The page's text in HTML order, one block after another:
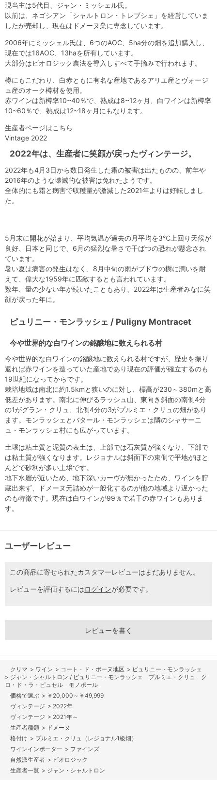
現当主は5代目、ジャン・ミッシェル氏。
以前は、ネゴシアン「シャルトロン・トレブシェ」を経営していま
したが売却し、現在はドメーヌ業に専念しています。
2006年にミッシェル氏は、6つのAOC、5ha分の畑を追加購入し、
現在では16AOC、13haを所有しています。
大部分はビオロジック農法を導入しすべて手摘みで行われます。
樽にもこだわり、白赤ともに有名な産地であるアリエ産とヴォージ
ュ産のオーク樽材を使用。
赤ワインは新樽率10~40％で、熟成は8~12ヶ月、白ワインは新樽率
10~60％で、熟成は12~18ヶ月にもなります。
生産者ページはこちら
Vintage 2022
2022年は、生産者に笑顔が戻ったヴィンテージ。
2022年も4月3日から数日発生した霜の被害は出たものの、前年や
2016年のような壊滅的な被害は免れたようです。
全体的にも霜と病害で収穫量が激減した2021年よりは好転しまし
た。
5月末に開花が始まり、平均気温が過去の月平均を3℃上回り天候が
良好、日本と同じで、6月の猛烈な暑さで干ばつの恐れが懸念され
ています。
暑い夏は病害の発生はなく、8月中旬の雨がブドウの樹に潤いを耐
えて、偉大な1959年に匹敵するとも言われています。
数年、量の少ない年が続いたこともあり、2022年は生産者みなに笑
顔が戻った年に。
ピュリニー・モンラッシェ / Puligny Montracet
今や世界的な白ワインの銘醸地に数えられる村
今や世界的な白ワインの銘醸地に数えられる村ですが、歴史を振り
返れば赤ワインを造っていた産地であり現在の評価が確立するのも
19世紀になってからです。
栽培地域は南北に約1.5kmと狭いのに対し、標高が230～380mと高
低差があります。南北に伸びるラッシュ山、東向き斜面の南側4分
の1がグラン・クリュ、北側4分の3がプルミエ・クリュの畑があり
ます。モンラッシェとバタール・モンラッシェは隣のシャサーニ
ュ・モンラッシェ村にも広がっています。
土壌は粘土質と泥質の表土は、上部では石灰質が強くなり、下部で
は粘土質が強くなります。レジョナルは斜面下の東側で平地がほと
んどで砂利が多い土壌です。
地下水層が近いため、地下深いカーヴが無かったため、ワインを貯
蔵出来ず、ドメーヌ元詰めが一般化するのが他の地域より遅かった
のも特徴です。現在は白ワインが99％で若干の赤ワインもありま
す。
ユーザーレビュー
この商品に寄せられたカスタマーレビューはまだありません。
レビューを評価するにはログインが必要です。
レビューを書く
> ワイン > コート・ド・ボーヌ地区 > ピュリニー・モンラッシェ
> ジャン・シャルトロン / ピュリニー・モンラッシェ プルミエ・クリュ ク
ロ・ド・ラ・ピュセル モノポール
> ￥20,000～￥49,999
> 2022年
> 2021年～
> ドメーヌ
> プルミエ・クリュ（レジョナル1級畑）
> ファインズ
> ビオロジック
> ジャン・シャルトロン